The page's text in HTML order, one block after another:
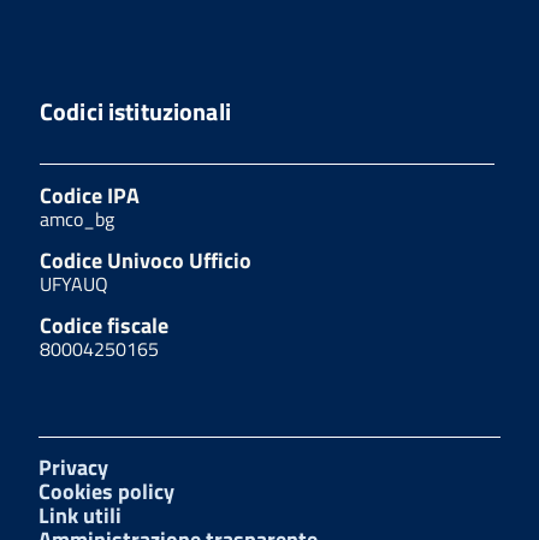
Codici istituzionali
Codice IPA
amco_bg
Codice Univoco Ufficio
UFYAUQ
Codice fiscale
80004250165
Privacy
Cookies policy
Link utili